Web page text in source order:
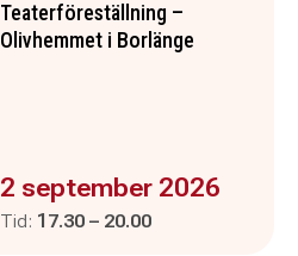
Teaterföreställning –
Olivhemmet i Borlänge
Evenemanget är :
2 september 2026
Tid: Pågår mellan
17.30 – och
20.00